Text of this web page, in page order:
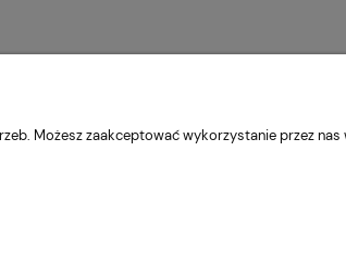
Możesz zaakceptować wykorzystanie przez